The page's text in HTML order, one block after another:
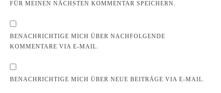
FÜR MEINEN NÄCHSTEN KOMMENTAR SPEICHERN.
BENACHRICHTIGE MICH ÜBER NACHFOLGENDE
KOMMENTARE VIA E-MAIL.
BENACHRICHTIGE MICH ÜBER NEUE BEITRÄGE VIA E-MAIL.